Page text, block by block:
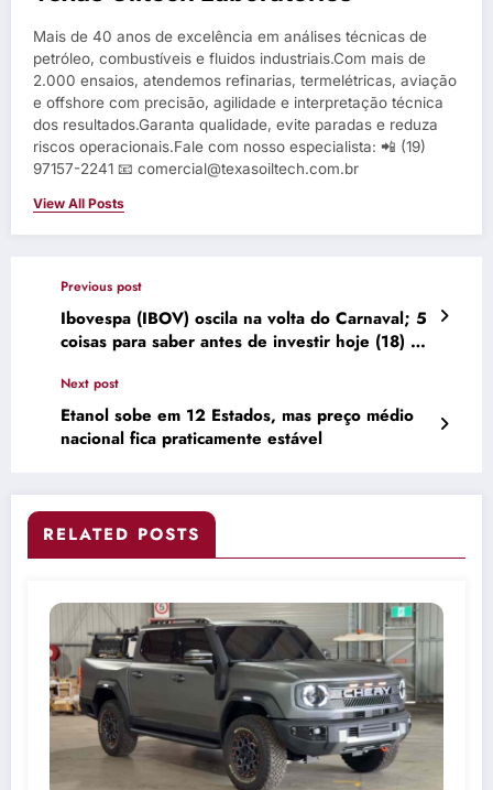
Mais de 40 anos de excelência em análises técnicas de
petróleo, combustíveis e fluidos industriais.Com mais de
2.000 ensaios, atendemos refinarias, termelétricas, aviação
e offshore com precisão, agilidade e interpretação técnica
dos resultados.Garanta qualidade, evite paradas e reduza
riscos operacionais.Fale com nosso especialista: 📲 (19)
97157-2241 📧 comercial@texasoiltech.com.br
View All Posts
Previous post
Ibovespa (IBOV) oscila na volta do Carnaval; 5
coisas para saber antes de investir hoje (18) —
Next post
Etanol sobe em 12 Estados, mas preço médio
nacional fica praticamente estável
RELATED POSTS